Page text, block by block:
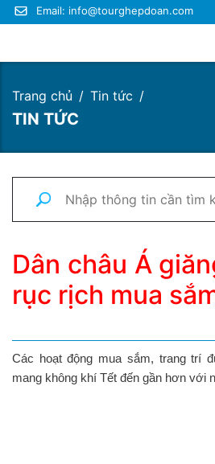
Email: info@tourghepdoan.com
Trang chủ Tin tức
TIN TỨC
Dân châu Á
rục rịch mua
Các hoạt động mua sắm, trang trí
mang không khí Tết đến gần hơn với